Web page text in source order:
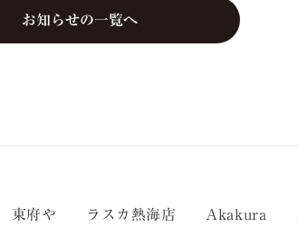
お知らせの一覧へ
東府や ラスカ熱海店 Akakura